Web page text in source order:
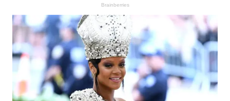
Brainberries